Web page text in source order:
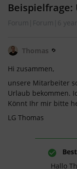
Forum|Forum|6
Thomas
Hi zusammen,
unsere Mitarbeiter
Urlaub bekommen.
Könnt Ihr mir bitte
LG Thomas
Hallo